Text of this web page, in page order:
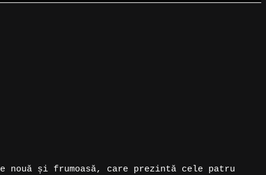
și frumoasă, care prezintă cele patru